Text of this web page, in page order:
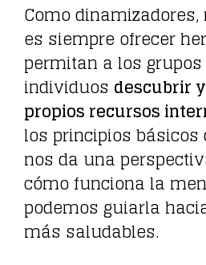
Como
es siempre ofrecer
permitan a los
individuos descubrir
propios recursos
los principios
nos da una
cómo funciona la
podemos guiarla
más saludables.